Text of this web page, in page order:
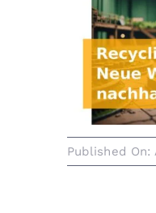
Recycling
eine
Published